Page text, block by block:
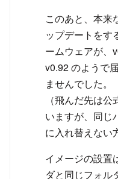
このあと、本来
ップデートをす
ームウェアが、
v0.92 のようで
ませんでした。
（飛んだ先は
いますが、同じ
に入れ替えない
イメージの設置
ダと同じフォル